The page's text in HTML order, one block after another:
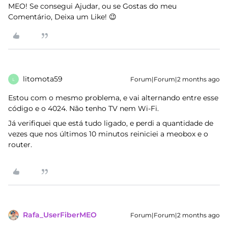
MEO! Se consegui Ajudar, ou se Gostas do meu
Comentário, Deixa um Like! 😉
L litomota59 Forum|Forum|2 months ago
Estou com o mesmo problema, e vai alternando entre esse
código e o 4024. Não tenho TV nem Wi-Fi.
Já verifiquei que está tudo ligado, e perdi a quantidade de
vezes que nos últimos 10 minutos reiniciei a meobox e o
router.
Rafa_UserFiberMEO Forum|Forum|2 months ago